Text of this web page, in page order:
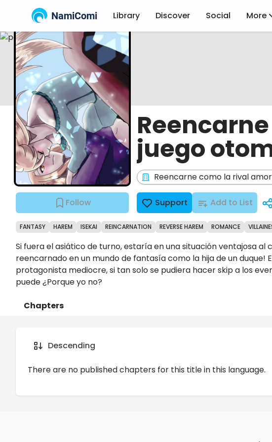
NamiComi Library Discover Social More
juego
Reencarne como la rival
Follow Support Add to List
FANTASY HAREM ISEKAI REINCARNATION REVERSE HAREM ROMANCE
Si fuera el asiático de turno, estaría en una situación ventajosa
reencarnado en un mundo de fantasía como la hija de un
protagonista mediocre, si tan solo se pudiera hacer skip a los
puede ¿Porque yo no?
Chapters
Descending
There are no published chapters for this title in this language.